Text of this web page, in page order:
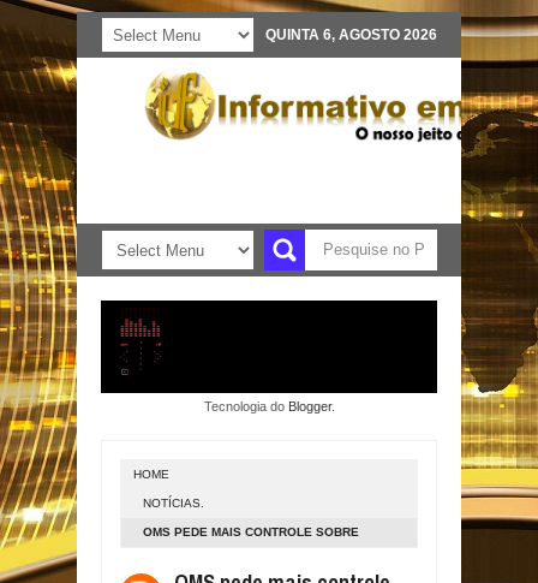
QUINTA 6, AGOSTO 2026
Tecnologia do Blogger.
HOME
NOTÍCIAS.
OMS PEDE MAIS CONTROLE SOBRE